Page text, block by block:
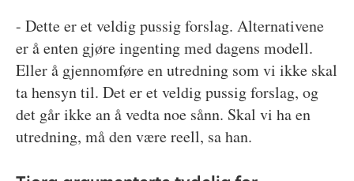
- Dette er et veldig pussig forslag. Alternativene
er å enten gjøre ingenting med dagens modell.
Eller å gjennomføre en utredning som vi ikke skal
ta hensyn til. Det er et veldig pussig forslag, og
det går ikke an å vedta noe sånn. Skal vi ha en
utredning, må den være reell, sa han.